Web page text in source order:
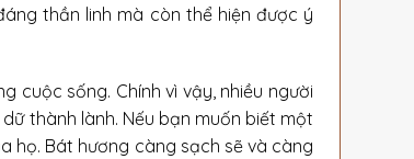
thần linh mà còn thể hiện được ý
cuộc sống. Chính vì vậy, nhiều người
thành lành. Nếu bạn muốn biết một
họ. Bát hương càng sạch sẽ và càng